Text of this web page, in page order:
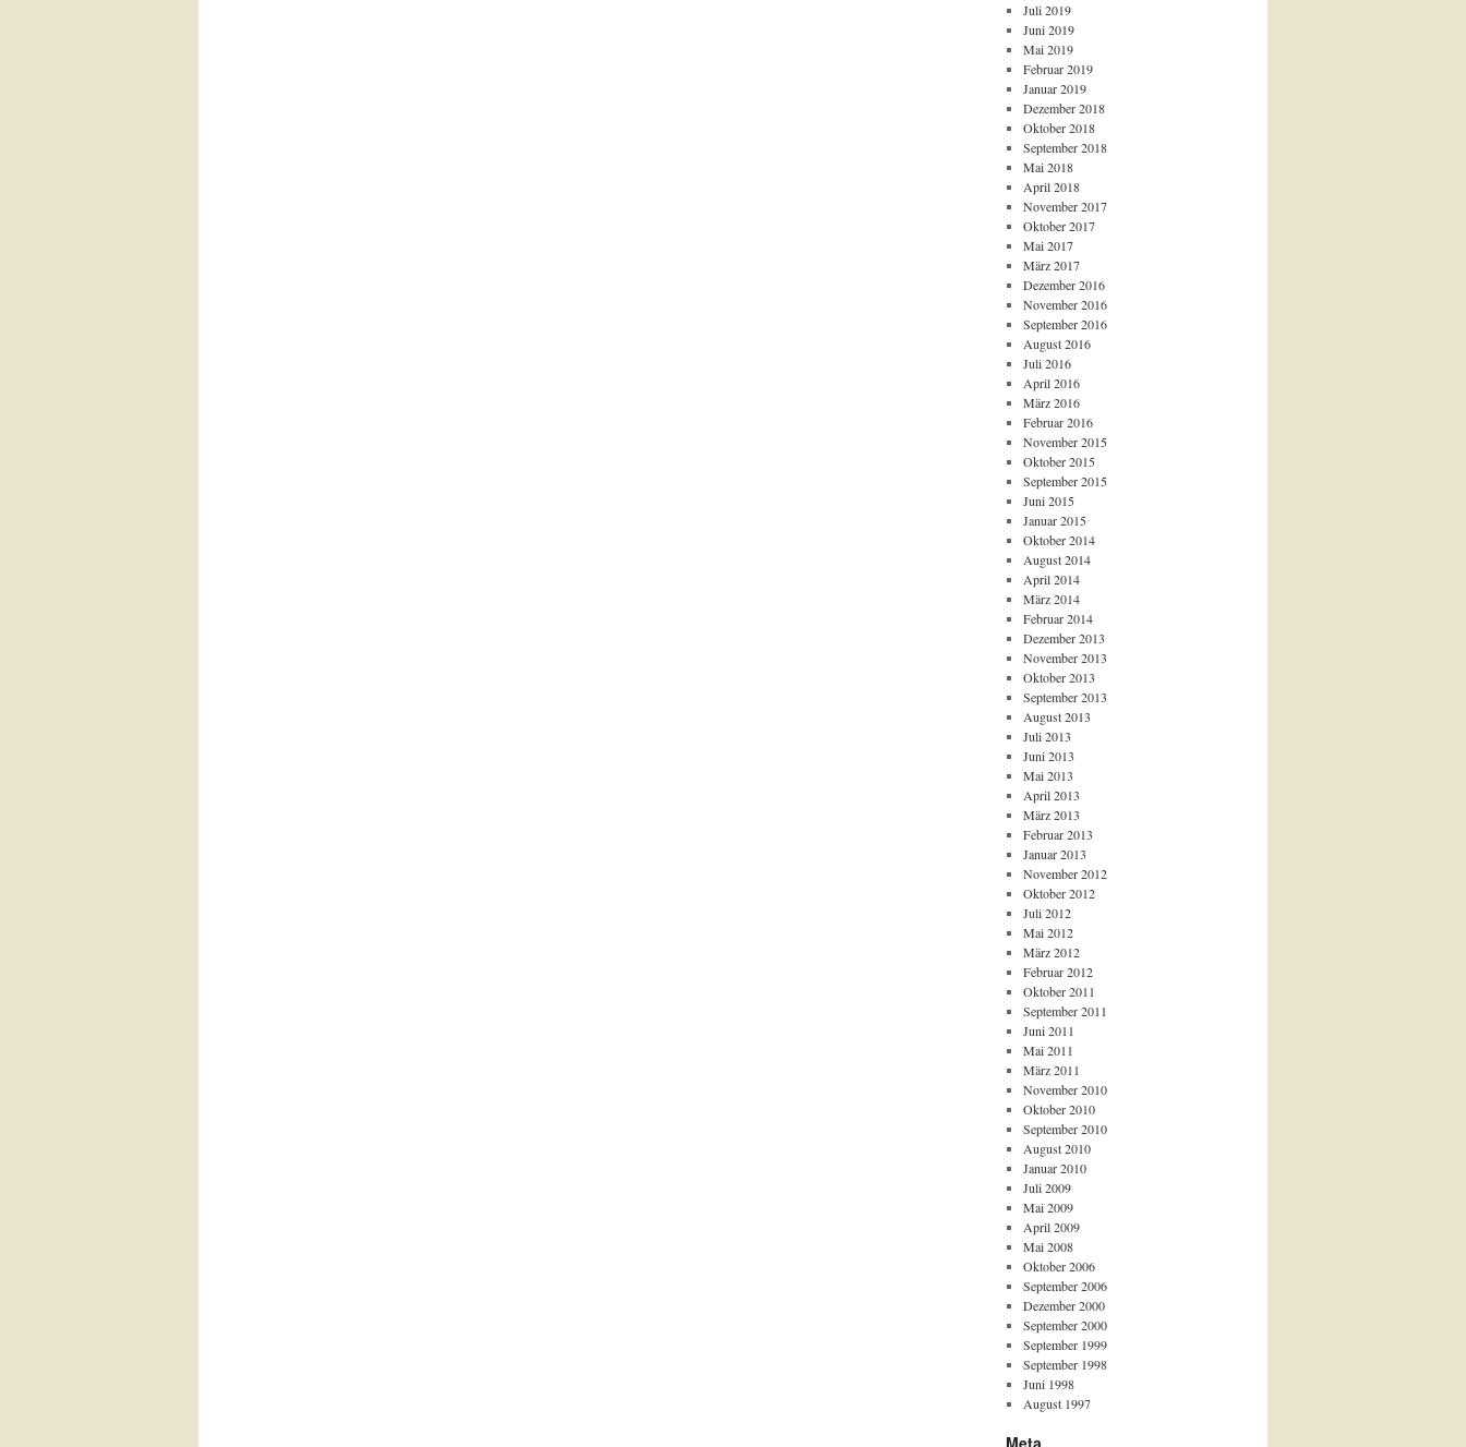
Juli 2019
Juni 2019
Mai 2019
Februar 2019
Januar 2019
Dezember 2018
Oktober 2018
September 2018
Mai 2018
April 2018
November 2017
Oktober 2017
Mai 2017
März 2017
Dezember 2016
November 2016
September 2016
August 2016
Juli 2016
April 2016
März 2016
Februar 2016
November 2015
Oktober 2015
September 2015
Juni 2015
Januar 2015
Oktober 2014
August 2014
April 2014
März 2014
Februar 2014
Dezember 2013
November 2013
Oktober 2013
September 2013
August 2013
Juli 2013
Juni 2013
Mai 2013
April 2013
März 2013
Februar 2013
Januar 2013
November 2012
Oktober 2012
Juli 2012
Mai 2012
März 2012
Februar 2012
Oktober 2011
September 2011
Juni 2011
Mai 2011
März 2011
November 2010
Oktober 2010
September 2010
August 2010
Januar 2010
Juli 2009
Mai 2009
April 2009
Mai 2008
Oktober 2006
September 2006
Dezember 2000
September 2000
September 1999
September 1998
Juni 1998
August 1997
Meta